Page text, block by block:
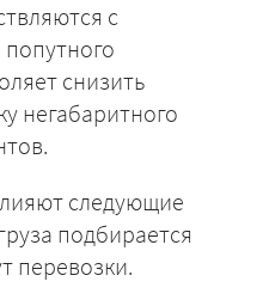
с
снизить
негабаритного
следующие
подбирается
перевозки.